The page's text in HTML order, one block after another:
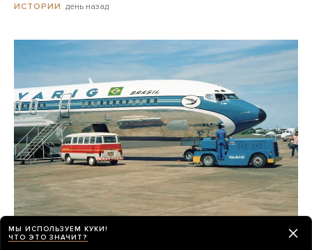
ИСТОРИИ день назад
В 1980-х бортпроводники создали целую
МЫ ИСПОЛЬЗУЕМ КУКИ!
ЧТО ЭТО ЗНАЧИТ?